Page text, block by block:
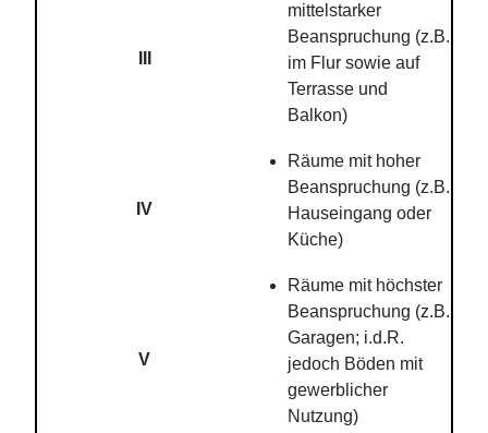
mittelstarker
Beanspruchung (z.B.
im Flur sowie auf
Terrasse und
Balkon)
IV
Räume mit hoher
Beanspruchung (z.B.
Hauseingang oder
Küche)
V
Räume mit höchster
Beanspruchung (z.B.
Garagen; i.d.R.
jedoch Böden mit
gewerblicher
Nutzung)